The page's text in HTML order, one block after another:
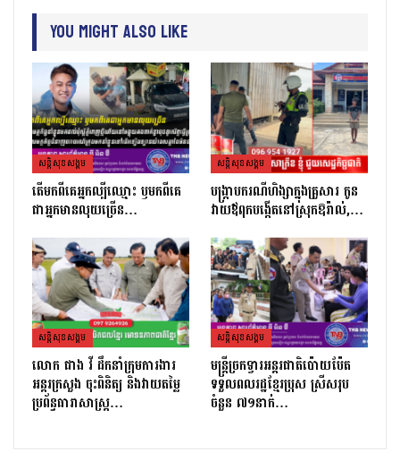
You Might Also Like
សន្តិសុខសង្គម
តេីមកពីគេអ្នកល្បីឈ្មោះ​ ឫមកពីគេ
ជាអ្នកមានលុយច្រេីន​…
សន្តិសុខសង្គម
បង្ក្រាបករណីហិង្សាក្នុងគ្រួសារ កូន
វាយឪពុកបង្កើតនៅស្រុកឱរ៉ាល់,…
សន្តិសុខសង្គម
លោក ផាង វី ដឹកនាំក្រុមការងារ
អន្តរក្រសួង ចុះពិនិត្យ និងវាយតម្លៃ
ប្រព័ន្ធធារាសាស្ត្រ…
សន្តិសុខសង្គម
មន្ត្រីច្រកទ្វារអន្តរជាតិប៉ោយប៉ែត
ទទួលពលរដ្ឋខ្មែរប្រុស ស្រីសរុប
ចំនួន ៧១នាក់…